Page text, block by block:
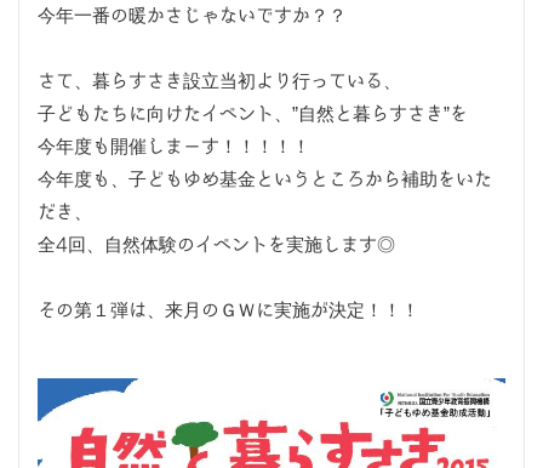
今年一番の暖かさじゃないですか？？
さて、暮らすさき設立当初より行っている、
子どもたちに向けたイベント、”自然と暮らすさき”を
今年度も開催しまーす！！！！！
今年度も、子どもゆめ基金というところから補助をいた
だき、
全4回、自然体験のイベントを実施します◎
その第１弾は、来月のＧＷに実施が決定！！！